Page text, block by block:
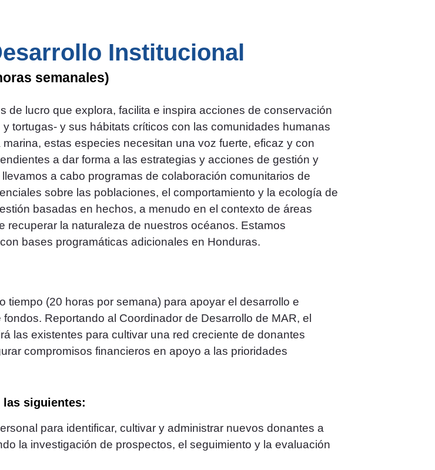
Institucional
semanales)
lucro que explora, facilita e inspira acciones de conservación
tortugas- y sus hábitats críticos con las comunidades humanas
estas especies necesitan una voz fuerte, eficaz y con
a dar forma a las estrategias y acciones de gestión y
a cabo programas de colaboración comunitarios de
sobre las poblaciones, el comportamiento y la ecología de
basadas en hechos, a menudo en el contexto de áreas
la naturaleza de nuestros océanos. Estamos
bases programáticas adicionales en Honduras.
(20 horas por semana) para apoyar el desarrollo e
Reportando al Coordinador de Desarrollo de MAR, el
las existentes para cultivar una red creciente de donantes
compromisos financieros en apoyo a las prioridades
siguientes:
para identificar, cultivar y administrar nuevos donantes a
la investigación de prospectos, el seguimiento y la evaluación